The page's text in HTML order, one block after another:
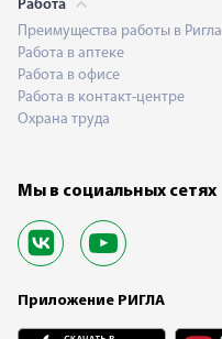
Работа
Преимущества работы в Ригла
Работа в аптеке
Работа в офисе
Работа в контакт-центре
Охрана труда
Мы в социальных сетях
Приложение РИГЛА